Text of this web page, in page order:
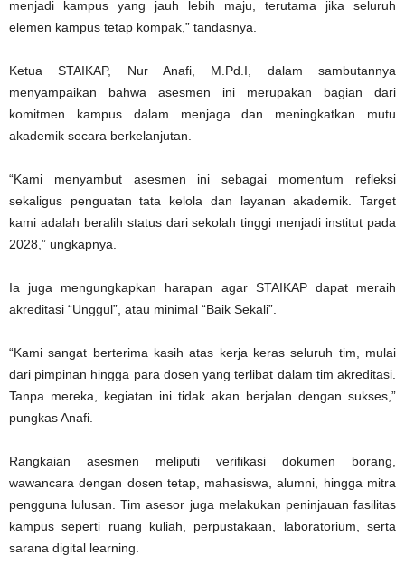
menjadi kampus yang jauh lebih maju, terutama jika seluruh
elemen kampus tetap kompak,” tandasnya.
Ketua STAIKAP, Nur Anafi, M.Pd.I, dalam sambutannya
menyampaikan bahwa asesmen ini merupakan bagian dari
komitmen kampus dalam menjaga dan meningkatkan mutu
akademik secara berkelanjutan.
“Kami menyambut asesmen ini sebagai momentum refleksi
sekaligus penguatan tata kelola dan layanan akademik. Target
kami adalah beralih status dari sekolah tinggi menjadi institut pada
2028,” ungkapnya.
Ia juga mengungkapkan harapan agar STAIKAP dapat meraih
akreditasi “Unggul”, atau minimal “Baik Sekali”.
“Kami sangat berterima kasih atas kerja keras seluruh tim, mulai
dari pimpinan hingga para dosen yang terlibat dalam tim akreditasi.
Tanpa mereka, kegiatan ini tidak akan berjalan dengan sukses,”
pungkas Anafi.
Rangkaian asesmen meliputi verifikasi dokumen borang,
wawancara dengan dosen tetap, mahasiswa, alumni, hingga mitra
pengguna lulusan. Tim asesor juga melakukan peninjauan fasilitas
kampus seperti ruang kuliah, perpustakaan, laboratorium, serta
sarana digital learning.